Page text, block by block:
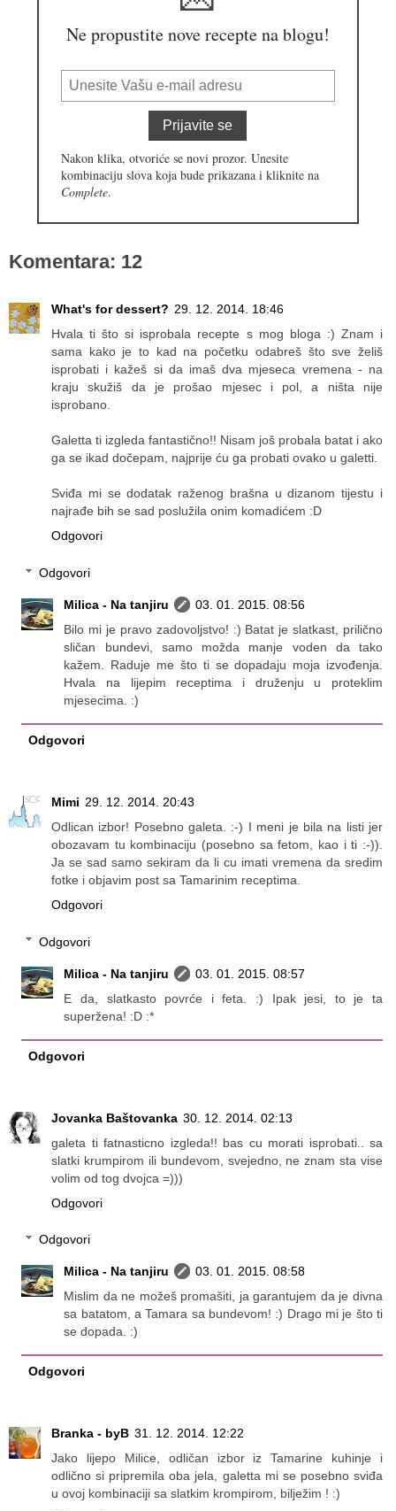
Ne propustite nove recepte na blogu!
Prijavite se
Nakon klika, otvoriće se novi prozor. Unesite
kombinaciju slova koja bude prikazana i kliknite na
Complete.
Komentara: 12
What's for dessert? 29. 12. 2014. 18:46
Hvala ti što si isprobala recepte s mog bloga :) Znam i
sama kako je to kad na početku odabreš što sve želiš
isprobati i kažeš si da imaš dva mjeseca vremena - na
kraju skužiš da je prošao mjesec i pol, a ništa nije
isprobano.
Galetta ti izgleda fantastično!! Nisam još probala batat i ako
ga se ikad dočepam, najprije ću ga probati ovako u galetti.
Sviđa mi se dodatak raženog brašna u dizanom tijestu i
najrađe bih se sad poslužila onim komadićem :D
Odgovori
Odgovori
Milica - Na tanjiru
03. 01. 2015. 08:56
Bilo mi je pravo zadovoljstvo! :) Batat je slatkast, prilično
sličan bundevi, samo možda manje voden da tako
kažem. Raduje me što ti se dopadaju moja izvođenja.
Hvala na lijepim receptima i druženju u proteklim
mjesecima. :)
Odgovori
Mimi 29. 12. 2014. 20:43
Odlican izbor! Posebno galeta. :-) I meni je bila na listi jer
obozavam tu kombinaciju (posebno sa fetom, kao i ti :-)).
Ja se sad samo sekiram da li cu imati vremena da sredim
fotke i objavim post sa Tamarinim receptima.
Odgovori
Odgovori
Milica - Na tanjiru
03. 01. 2015. 08:57
E da, slatkasto povrće i feta. :) Ipak jesi, to je ta
superžena! :D :*
Odgovori
Jovanka Baštovanka 30. 12. 2014. 02:13
galeta ti fatnasticno izgleda!! bas cu morati isprobati.. sa
slatki krumpirom ili bundevom, svejedno, ne znam sta vise
volim od tog dvojca =)))
Odgovori
Odgovori
Milica - Na tanjiru
03. 01. 2015. 08:58
Mislim da ne možeš promašiti, ja garantujem da je divna
sa batatom, a Tamara sa bundevom! :) Drago mi je što ti
se dopada. :)
Odgovori
Branka - byB 31. 12. 2014. 12:22
Jako lijepo Milice, odličan izbor iz Tamarine kuhinje i
odlično si pripremila oba jela, galetta mi se posebno sviđa
u ovoj kombinaciji sa slatkim krompirom, bilježim ! :)